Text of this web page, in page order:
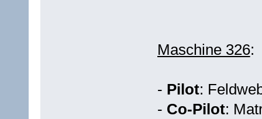
Maschine 326:
- Pilot:
- Co-Pilot: